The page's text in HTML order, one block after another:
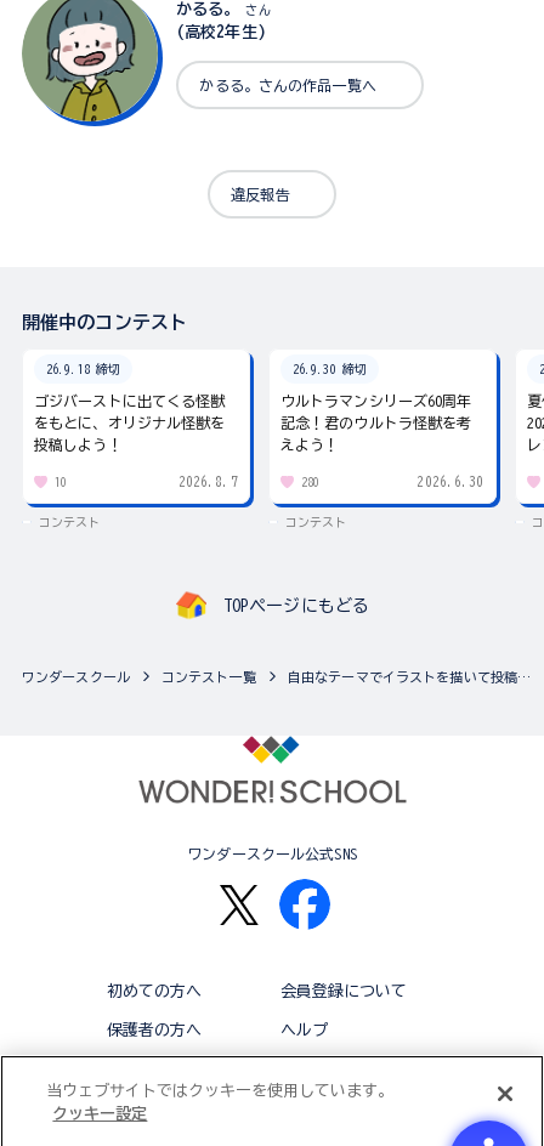
かるる。 さん
(高校2年生)
かるる。さんの作品一覧へ
違反報告
開催中のコンテスト
26.9.18 締切
ゴジバーストに出てくる怪獣
をもとに、オリジナル怪獣を
投稿しよう！
10 2026.8.7
コンテスト
26.9.30 締切
ウルトラマンシリーズ60周年
記念！君のウルトラ怪獣を考
えよう！
280 2026.6.30
コンテスト
TOPページにもどる
ワンダースクール コンテスト一覧 自由なテーマでイラストを描いて投稿しよう♪ ワンダースクールみんなのスケッチブック
ワンダースクール公式SNS
初めての方へ 会員登録について
保護者の方へ ヘルプ
当ウェブサイトではクッキーを使用しています。
クッキー設定